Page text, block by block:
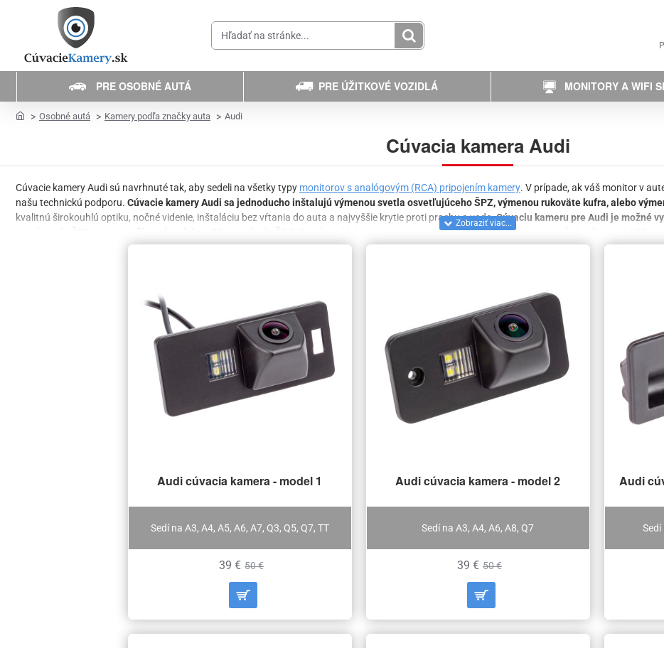
Hľadať
stránke...
PRE OSOBNÉ AUTÁ PRE ÚŽITKOVÉ VOZIDLÁ MONITORY A WIFI
Cúvacia kamera Audi
homeOsobné autá Kamery podľa značky auta Audi
Cúvacie kamery Audi sú navrhnuté tak, aby sedeli na všetky typy monitorov s analógovým (RCA) pripojením kamery. V prípade, ak váš monitor v
našu technickú podporu. Cúvacie kamery Audi sa jednoducho inštalujú výmenou svetla osvetľujúceho ŠPZ, výmenou rukoväte kufra, alebo
kvalitnú širokouhlú optiku, nočné videnie, inštaláciu bez vŕtania do auta a najvyššie krytie proti prachu a vode.Cúvaciu kameru pre Audi je možné
. Do cúvacích kamier vieme zabudovať rozšírenia ako napr. nočný režim so 4-LED
čiary, ktoré sa vytáčajú v závislosti od pohybu vozidla. Nenašli ste vhodnú kameru pre vaše vozidlo?Univerzálne parkovacie kamery sedia na všetky
Sedí na A3, A4, A5, A6, A7, Q3, Q5, Q7, TT
Audi cúvacia kamera - model 1
39 € 50 €
Sedí na A3, A4, A6, A8, Q7
Audi cúvacia kamera - model 2
39 € 50 €
Sedí
Audi